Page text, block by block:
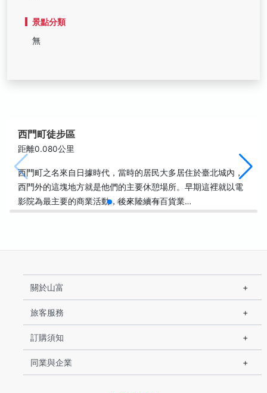
景點分類
無
西門町徒步區
距離0.080公里
西門町之名來自日據時代，當時的居民大多居住於臺北城內，
西門外的這塊地方就是他們的主要休憩場所。早期這裡就以電
影院為最主要的商業活動，後來陸續有百貨業…
關於山富
旅客服務
訂購須知
同業與企業